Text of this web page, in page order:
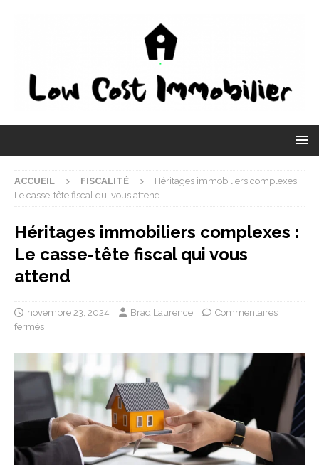
ACCUEIL FISCALITÉ
Héritages immobiliers complexes :
Le casse-tête fiscal qui vous attend
Héritages immobiliers complexes :
Le casse-tête fiscal qui vous
attend
novembre 23, 2024 Brad Laurence
Commentaires
fermés